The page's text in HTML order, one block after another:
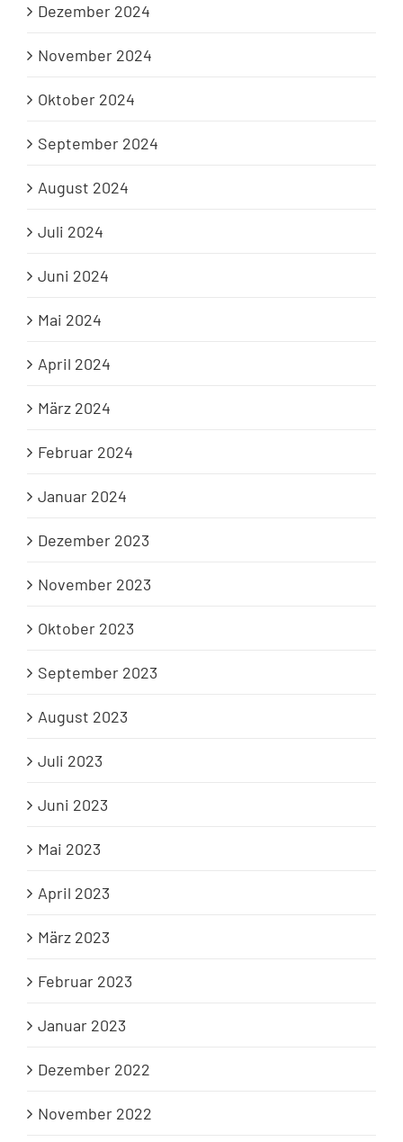
Dezember 2024
November 2024
Oktober 2024
September 2024
August 2024
Juli 2024
Juni 2024
Mai 2024
April 2024
März 2024
Februar 2024
Januar 2024
Dezember 2023
November 2023
Oktober 2023
September 2023
August 2023
Juli 2023
Juni 2023
Mai 2023
April 2023
März 2023
Februar 2023
Januar 2023
Dezember 2022
November 2022